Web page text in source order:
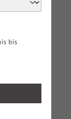
bis